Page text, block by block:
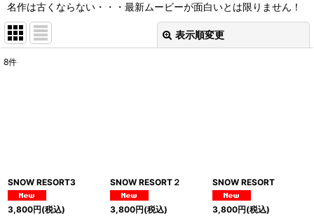
名作は古くならない・・・最新ムービーが面白いとは限りません！
表示順変更
8件
SNOW RESORT3
3,800円(税込)
SNOW RESORT２
3,800円(税込)
SNOW RESORT
3,800円(税込)